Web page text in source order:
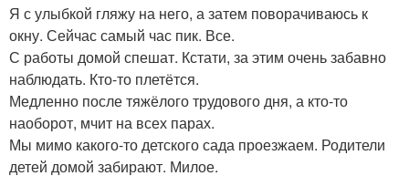
Я с улыбкой гляжу на него, а затем поворачиваюсь к
окну. Сейчас самый час пик. Все.
С работы домой спешат. Кстати, за этим очень забавно
наблюдать. Кто-то плетётся.
Медленно после тяжёлого трудового дня, а кто-то
наоборот, мчит на всех парах.
Мы мимо какого-то детского сада проезжаем. Родители
детей домой забирают. Милое.